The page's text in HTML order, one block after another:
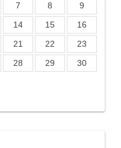
7 8
9
14 15
16
21 22
23
28 29
30